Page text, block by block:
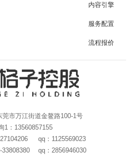
内容引擎
服务配置
流程报价
莞市万江街道金鳌路100-1号
1：13560857155
qq：1125569023
33808380 qq：2856946030